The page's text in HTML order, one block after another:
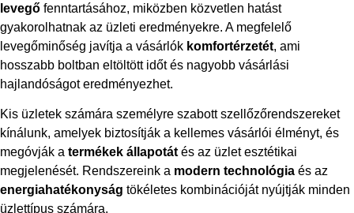
levegő fenntartásához, miközben közvetlen hatást
gyakorolhatnak az üzleti eredményekre. A megfelelő
levegőminőség javítja a vásárlók komfortérzetét, ami
hosszabb boltban eltöltött időt és nagyobb vásárlási
hajlandóságot eredményezhet.
Kis üzletek számára személyre szabott szellőzőrendszereket
kínálunk, amelyek biztosítják a kellemes vásárlói élményt, és
megóvják a termékek állapotát és az üzlet esztétikai
megjelenését. Rendszereink a modern technológia és az
energiahatékonyság tökéletes kombinációját nyújtják minden
üzlettípus számára.